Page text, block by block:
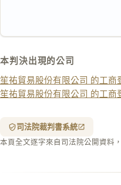
書記
本判決出現的公司
笙祐貿易股份有限公司 的工商
笙祐貿易股份有限公司 的工商
司法院裁判書系統
本頁全文逐字來自司法院公開資料